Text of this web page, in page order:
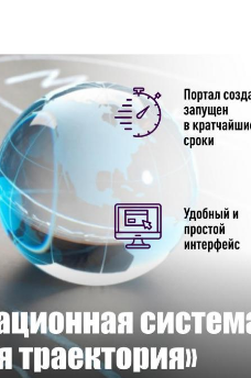
Смотреть проект